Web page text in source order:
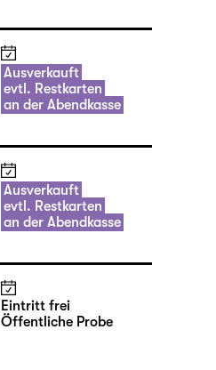
Ausverkauft
evtl. Restkarten
an der Abendkasse
Ausverkauft
evtl. Restkarten
an der Abendkasse
Eintritt frei
Öffentliche Probe